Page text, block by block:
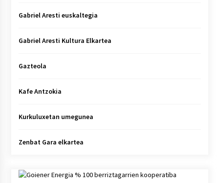
Gabriel Aresti euskaltegia
Gabriel Aresti Kultura Elkartea
Gazteola
Kafe Antzokia
Kurkuluxetan umegunea
Zenbat Gara elkartea